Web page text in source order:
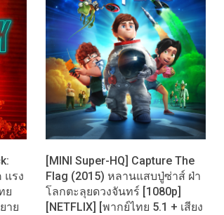
แรง
ย
าย
[MINI Super-HQ] Capture The
Flag (2015) หลานแสบปู่ซ่าส์ ฝ่า
โลกตะลุยดวงจันทร์ [1080p]
[NETFLIX] [พากย์ไทย 5.1 + เสียง